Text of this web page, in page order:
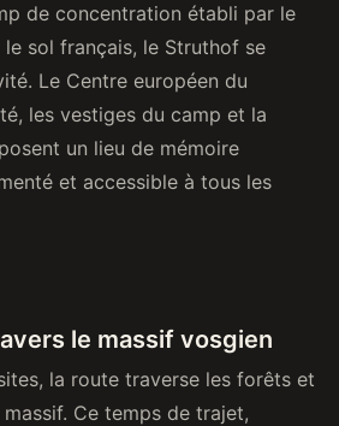
de concentration établi par le
le sol français, le Struthof se
Le Centre européen du
les vestiges du camp et la
un lieu de mémoire
et accessible à tous les
le massif vosgien
la route traverse les forêts et
Ce temps de trajet,